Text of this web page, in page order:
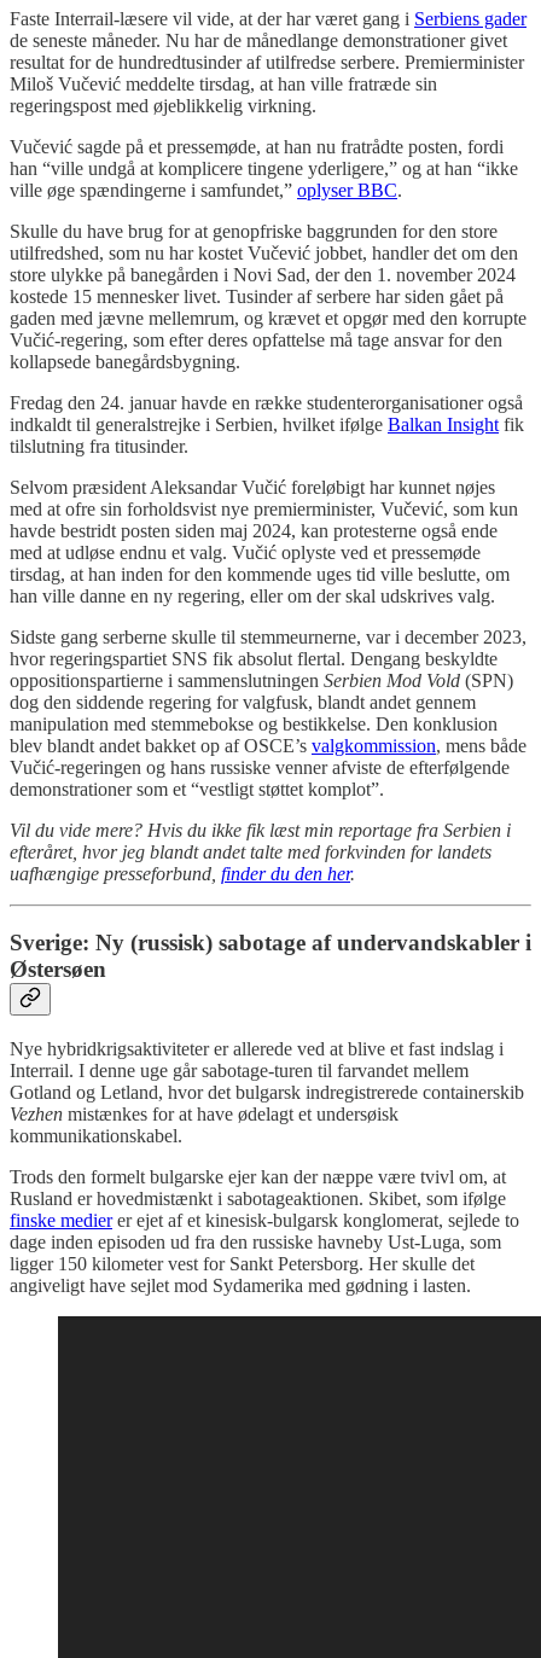
Faste Interrail-læsere vil vide, at der har været gang i Serbiens gader
de seneste måneder. Nu har de månedlange demonstrationer givet
resultat for de hundredtusinder af utilfredse serbere. Premierminister
Miloš Vučević meddelte tirsdag, at han ville fratræde sin
regeringspost med øjeblikkelig virkning.
Vučević sagde på et pressemøde, at han nu fratrådte posten, fordi
han “ville undgå at komplicere tingene yderligere,” og at han “ikke
ville øge spændingerne i samfundet,” oplyser BBC.
Skulle du have brug for at genopfriske baggrunden for den store
utilfredshed, som nu har kostet Vučević jobbet, handler det om den
store ulykke på banegården i Novi Sad, der den 1. november 2024
kostede 15 mennesker livet. Tusinder af serbere har siden gået på
gaden med jævne mellemrum, og krævet et opgør med den korrupte
Vučić-regering, som efter deres opfattelse må tage ansvar for den
kollapsede banegårdsbygning.
Fredag den 24. januar havde en række studenterorganisationer også
indkaldt til generalstrejke i Serbien, hvilket ifølge Balkan Insight fik
tilslutning fra titusinder.
Selvom præsident Aleksandar Vučić foreløbigt har kunnet nøjes
med at ofre sin forholdsvist nye premierminister, Vučević, som kun
havde bestridt posten siden maj 2024, kan protesterne også ende
med at udløse endnu et valg. Vučić oplyste ved et pressemøde
tirsdag, at han inden for den kommende uges tid ville beslutte, om
han ville danne en ny regering, eller om der skal udskrives valg.
Sidste gang serberne skulle til stemmeurnerne, var i december 2023,
hvor regeringspartiet SNS fik absolut flertal. Dengang beskyldte
oppositionspartierne i sammenslutningen Serbien Mod Vold (SPN)
dog den siddende regering for valgfusk, blandt andet gennem
manipulation med stemmebokse og bestikkelse. Den konklusion
blev blandt andet bakket op af OSCE’s valgkommission, mens både
Vučić-regeringen og hans russiske venner afviste de efterfølgende
demonstrationer som et “vestligt støttet komplot”.
Vil du vide mere? Hvis du ikke fik læst min reportage fra Serbien i
efteråret, hvor jeg blandt andet talte med forkvinden for landets
uafhængige presseforbund, finder du den her.
Sverige: Ny (russisk) sabotage af undervandskabler i
Østersøen
Nye hybridkrigsaktiviteter er allerede ved at blive et fast indslag i
Interrail. I denne uge går sabotage-turen til farvandet mellem
Gotland og Letland, hvor det bulgarsk indregistrerede containerskib
Vezhen mistænkes for at have ødelagt et undersøisk
kommunikationskabel.
Trods den formelt bulgarske ejer kan der næppe være tvivl om, at
Rusland er hovedmistænkt i sabotageaktionen. Skibet, som ifølge
finske medierer ejet af et kinesisk-bulgarsk konglomerat, sejlede to
dage inden episoden ud fra den russiske havneby Ust-Luga, som
ligger 150 kilometer vest for Sankt Petersborg. Her skulle det
angiveligt have sejlet mod Sydamerika med gødning i lasten.